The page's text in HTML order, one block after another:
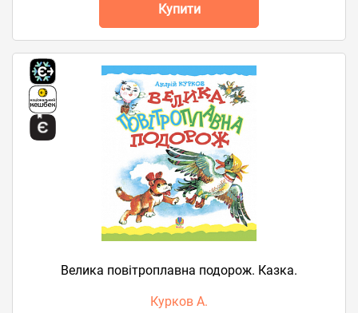
Купити
Велика повітроплавна подорож. Казка.
Курков А.